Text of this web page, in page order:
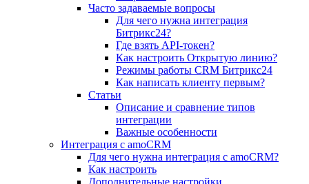
Часто задаваемые вопросы
Для чего нужна интеграция
Битрикс24?
Где взять API-токен?
Как настроить Открытую линию?
Режимы работы CRM Битрикс24
Как написать клиенту первым?
Статьи
Описание и сравнение типов
интеграции
Важные особенности
Интеграция с amoCRM
Для чего нужна интеграция с amoCRM?
Как настроить
Дополнительные настройки